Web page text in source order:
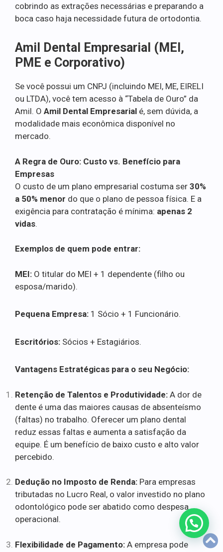
cobrindo as extrações necessárias e preparando a
boca caso haja necessidade futura de ortodontia.
Amil Dental Empresarial (MEI,
PME e Corporativo)
Se você possui um CNPJ (incluindo MEI, ME, EIRELI
ou LTDA), você tem acesso à “Tabela de Ouro” da
Amil. O Amil Dental Empresarial é, sem dúvida, a
modalidade mais econômica disponível no
mercado.
A Regra de Ouro: Custo vs. Benefício para
Empresas
O custo de um plano empresarial costuma ser 30%
a 50% menor do que o plano de pessoa física. E a
exigência para contratação é mínima: apenas 2
vidas.
Exemplos de quem pode entrar:
MEI: O titular do MEI + 1 dependente (filho ou
esposa/marido).
Pequena Empresa: 1 Sócio + 1 Funcionário.
Escritórios: Sócios + Estagiários.
Vantagens Estratégicas para o seu Negócio:
Retenção de Talentos e Produtividade: A dor de
dente é uma das maiores causas de absenteísmo
(faltas) no trabalho. Oferecer um plano dental
reduz essas faltas e aumenta a satisfação da
equipe. É um benefício de baixo custo e alto valor
percebido.
Dedução no Imposto de Renda: Para empresas
tributadas no Lucro Real, o valor investido no plano
odontológico pode ser abatido como despesa
operacional.
Flexibilidade de Pagamento: A empresa pode